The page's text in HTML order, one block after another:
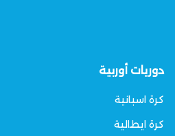
دوريات أوربية
كرة اسبانية
كرة ايطالية